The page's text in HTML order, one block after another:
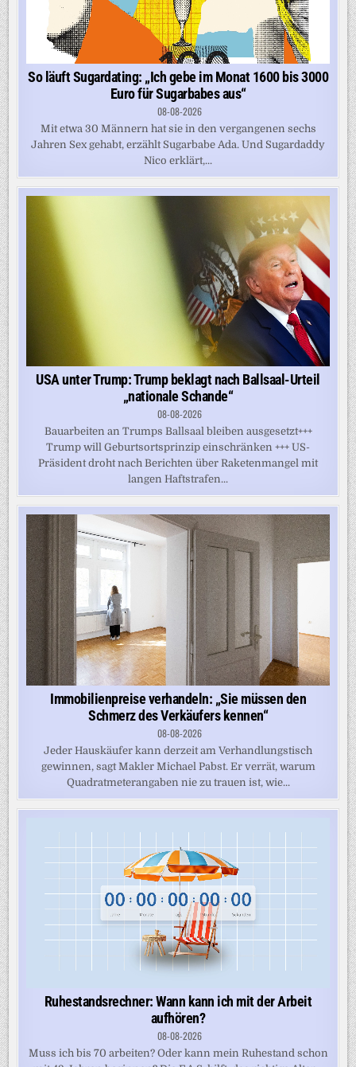
So läuft Sugardating: „Ich gebe im Monat 1600 bis 3000
Euro für Sugarbabes aus“
08-08-2026
Mit etwa 30 Männern hat sie in den vergangenen sechs
Jahren Sex gehabt, erzählt Sugarbabe Ada. Und Sugardaddy
Nico erklärt,...
USA unter Trump: Trump beklagt nach Ballsaal-Urteil
„nationale Schande“
08-08-2026
Bauarbeiten an Trumps Ballsaal bleiben ausgesetzt+++
Trump will Geburtsortsprinzip einschränken +++ US-
Präsident droht nach Berichten über Raketenmangel mit
langen Haftstrafen...
Immobilienpreise verhandeln: „Sie müssen den
Schmerz des Verkäufers kennen“
08-08-2026
Jeder Hauskäufer kann derzeit am Verhandlungstisch
gewinnen, sagt Makler Michael Pabst. Er verrät, warum
Quadratmeterangaben nie zu trauen ist, wie...
Ruhestandsrechner: Wann kann ich mit der Arbeit
aufhören?
08-08-2026
Muss ich bis 70 arbeiten? Oder kann mein Ruhestand schon